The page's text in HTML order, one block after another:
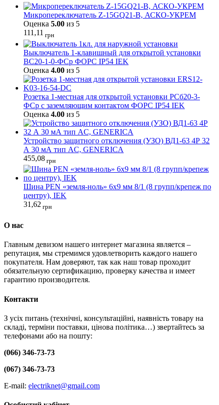
Микропереключатель Z-15GQ21-B, АСКО-УКРЕМ
Оценка 5.00 из 5
111,11 грн
Выключатель 1-клавишный для открытой установки
ВС20-1-0-ФСр ФОРС IP54 IEK
Оценка 4.00 из 5
Розетка 1-местная для открытой установки РСб20-3-
ФСр с заземляющим контактом ФОРС IP54 IEK
Оценка 4.00 из 5
Устройство защитного отключения (УЗО) ВД1-63 4Р 32
А 30 мА тип AC, GENERICA
455,08 грн
Шина PEN «земля-ноль» 6x9 мм 8/1 (8 групп/крепеж по
центру), IEK
31,62 грн
О нас
Главным девизом нашего интернет магазина является –
репутация, мы стремимся удовлетворить каждого нашего
покупателя. Нам доверяют, так как наш товар проходит
обязательную сертификацию, проверку качества и имеет
гарантию производителя.
Контакти
З усіх питань (технічні, консультаційні, наявність товару на
складі, терміни поставки, цінова політика…) звертайтесь за
телефонами або на пошту:
(066) 346-73-73
(067) 346-73-73
E-mail: electriknet@gmail.com